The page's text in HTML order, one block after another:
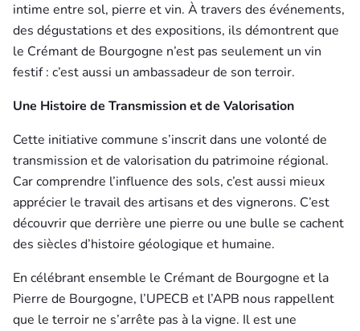
intime entre sol, pierre et vin. À travers des événements,
des dégustations et des expositions, ils démontrent que
le Crémant de Bourgogne n’est pas seulement un vin
festif : c’est aussi un ambassadeur de son terroir.
Une Histoire de Transmission et de Valorisation
Cette initiative commune s’inscrit dans une volonté de
transmission et de valorisation du patrimoine régional.
Car comprendre l’influence des sols, c’est aussi mieux
apprécier le travail des artisans et des vignerons. C’est
découvrir que derrière une pierre ou une bulle se cachent
des siècles d’histoire géologique et humaine.
En célébrant ensemble le Crémant de Bourgogne et la
Pierre de Bourgogne, l’UPECB et l’APB nous rappellent
que le terroir ne s’arrête pas à la vigne. Il est une